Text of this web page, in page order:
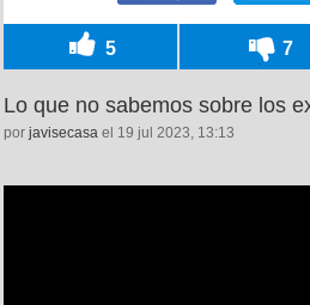
5 7
Lo que no sabemos sobre los
por javisecasa el 19 jul 2023, 13:13